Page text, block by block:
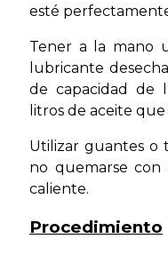
esté
Tener a la mano
lubricante
de capacidad de
litros de aceite
Utilizar guantes o
no quemarse con
caliente.
Procedimiento